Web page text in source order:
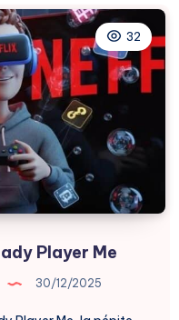
32
Player Me
30/12/2025